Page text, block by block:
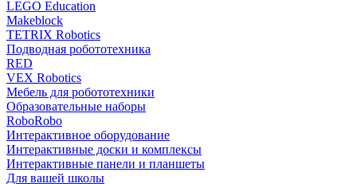
LEGO Education
Makeblock
TETRIX Robotics
Подводная робототехника
RED
VEX Robotics
Мебель для робототехники
Образовательные наборы
RoboRobo
Интерактивное оборудование
Интерактивные доски и комплексы
Интерактивные панели и планшеты
Для вашей школы